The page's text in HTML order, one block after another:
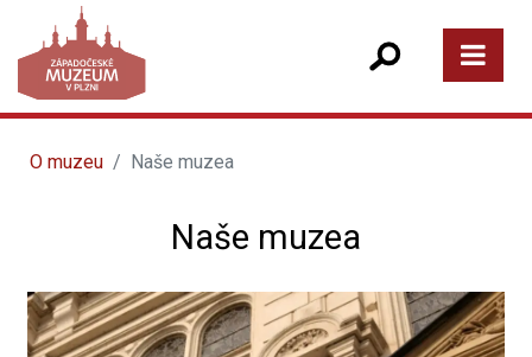
O muzeu Naše muzea
Naše muzea